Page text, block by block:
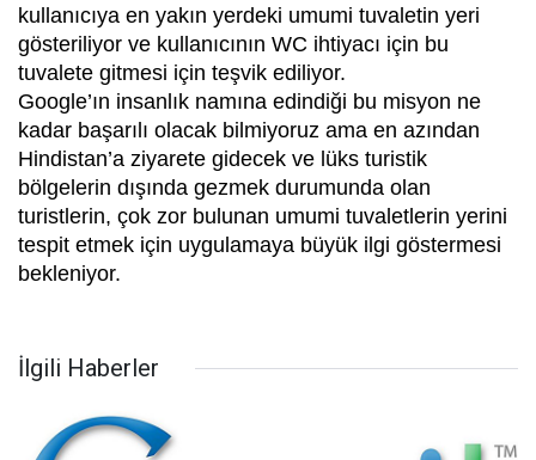
kullanıcıya en yakın yerdeki umumi tuvaletin yeri
gösteriliyor ve kullanıcının WC ihtiyacı için bu
tuvalete gitmesi için teşvik ediliyor.
Google’ın insanlık namına edindiği bu misyon ne
kadar başarılı olacak bilmiyoruz ama en azından
Hindistan’a ziyarete gidecek ve lüks turistik
bölgelerin dışında gezmek durumunda olan
turistlerin, çok zor bulunan umumi tuvaletlerin yerini
tespit etmek için uygulamaya büyük ilgi göstermesi
bekleniyor.
İlgili Haberler